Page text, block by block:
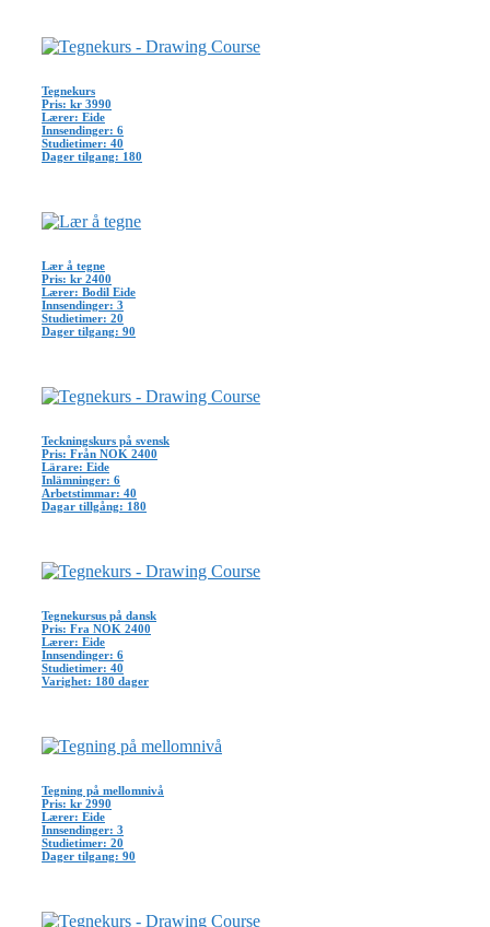
Tegnekurs
Pris: kr 3990
Lærer: Eide
Innsendinger: 6
Studietimer: 40
Dager tilgang: 180
Lær å tegne
Pris: kr 2400
Lærer: Bodil Eide
Innsendinger: 3
Studietimer: 20
Dager tilgang: 90
Teckningskurs på svensk
Pris: Från NOK 2400
Lärare: Eide
Inlämninger: 6
Arbetstimmar: 40
Dagar tillgång: 180
Tegnekursus på dansk
Pris: Fra NOK 2400
Lærer: Eide
Innsendinger: 6
Studietimer: 40
Varighet: 180 dager
Tegning på mellomnivå
Pris: kr 2990
Lærer: Eide
Innsendinger: 3
Studietimer: 20
Dager tilgang: 90